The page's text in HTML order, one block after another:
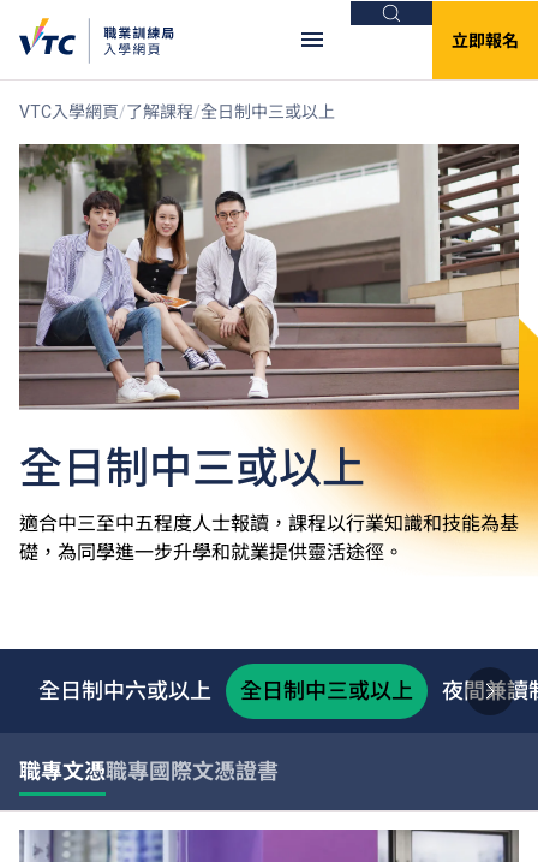
搜尋
立即報名
VTC入學網頁 了解課程 全日制中三或以上
全日制中三或以上
適合中三至中五程度人士報讀，課程以行業知識和技能為基
礎，為同學進一步升學和就業提供靈活途徑。
全日制中六或以上 全日制中三或以上 夜間兼讀
職專文憑職專國際文憑證書